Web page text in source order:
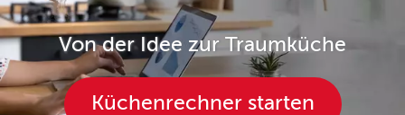
Von der Idee zur Traumküche
Küchenrechner starten